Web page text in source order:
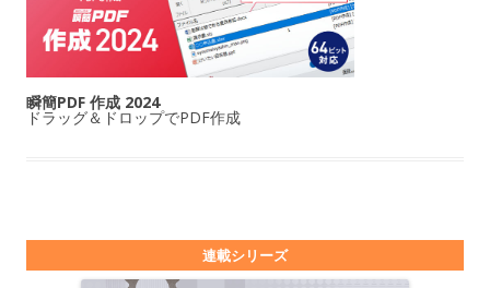
瞬簡PDF 作成 2024
ドラッグ＆ドロップでPDF作成
連載シリーズ